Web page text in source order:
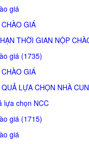
giá
GIÁ
THỜI GIAN NỘP
giá (1735)
GIÁ
LỰA CHỌN NHÀ
lựa chọn NCC
giá (1715)
giá